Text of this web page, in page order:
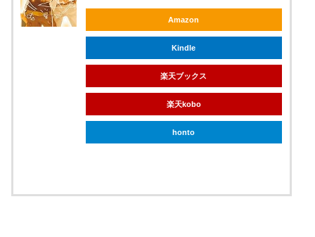
Amazon
Kindle
楽天ブックス
楽天kobo
honto